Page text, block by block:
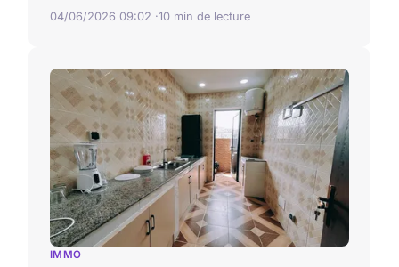
04/06/2026 09:02 10 min de lecture
IMMO